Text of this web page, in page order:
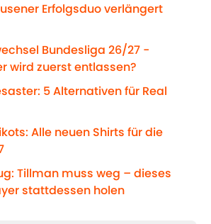
Erfolgsduo verlängert
Bundesliga 26/27 -
wird zuerst entlassen?
5 Alternativen für Real
Alle neuen Shirts für die
Tillman muss weg – dieses
stattdessen holen